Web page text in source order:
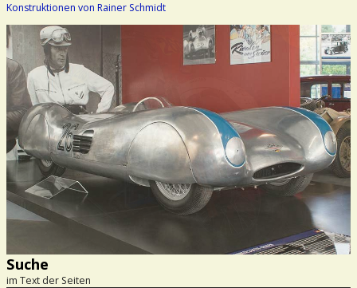
Konstruktionen von Rainer Schmidt
Suche
im Text der Seiten